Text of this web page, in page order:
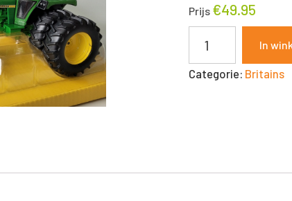
Prijs €49.95
4440
In
Categorie: Britains